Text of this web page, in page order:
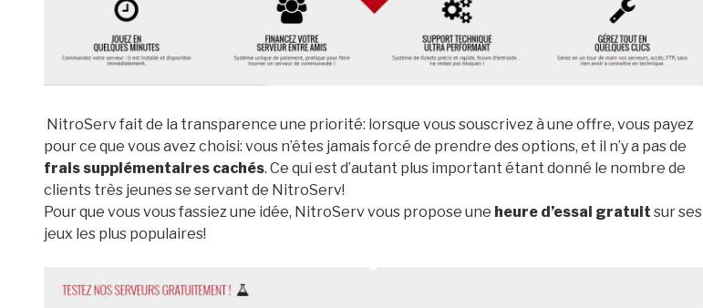
NitroServ fait de la transparence une priorité: lorsque vous souscrivez à une offre, vous payez
pour ce que vous avez choisi: vous n’êtes jamais forcé de prendre des options, et il n’y a pas de
frais supplémentaires cachés. Ce qui est d’autant plus important étant donné le nombre de
clients très jeunes se servant de NitroServ!
Pour que vous vous fassiez une idée, NitroServ vous propose une heure d’essai gratuit sur ses
jeux les plus populaires!